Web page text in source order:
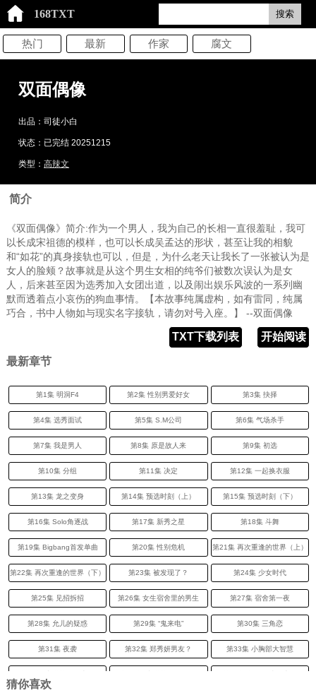
168TXT 搜索
热门 最新 作家 腐文
双面偶像
出品：司徒小白
状态：已完结 20251215
类型：高辣文
简介
《双面偶像》简介:作为一个男人，我为自己的长相一直很羞耻，我可
以长成宋祖德的模样，也可以长成吴孟达的形状，甚至让我的相貌
和“如花”的真身接轨也可以，但是，为什么老天让我长了一张被认为是
女人的脸颊？故事就是从这个男生女相的纯爷们被数次误认为是女
人，后来甚至因为选秀加入女团出道，以及闹出娱乐风波的一系列幽
默而透着点小哀伤的狗血事情。【本故事纯属虚构，如有雷同，纯属
巧合，书中人物如与现实名字接轨，请勿对号入座。】 --双面偶像
开始阅读
TXT下载列表
最新章节
第1集 明洞F4 第2集 性别男爱好女 第3集 抉择
第4集 选秀面试 第5集 S.M公司 第6集 气场杀手
第7集 我是男人 第8集 原是故人来 第9集 初选
第10集 分组 第11集 决定 第12集 一起换衣服
第13集 龙之变身 第14集 预选时刻（上） 第15集 预选时刻（下）
第16集 Solo角逐战 第17集 新秀之星 第18集 斗舞
第19集 Bigbang首发单曲 第20集 性别危机 第21集 再次重逢的世界（上）
第22集 再次重逢的世界（下） 第23集 被发现了？ 第24集 少女时代
第25集 见招拆招 第26集 女生宿舍里的男生 第27集 宿舍第一夜
第28集 允儿的疑惑 第29集 “鬼来电” 第30集 三角恋
第31集 夜袭 第32集 郑秀妍男友？ 第33集 小胸部大智慧
猜你喜欢